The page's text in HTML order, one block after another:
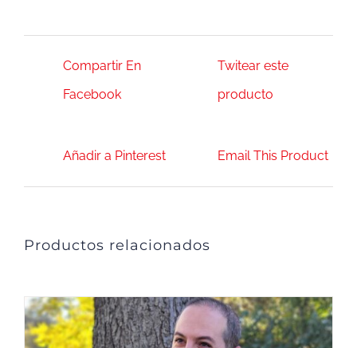
Compartir En
Facebook
Twitear este
producto
Añadir a Pinterest Email This Product
Productos relacionados